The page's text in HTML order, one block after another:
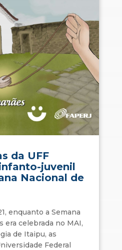
da UFF
juvenil
Nacional de
enquanto a Semana
era celebrada no MAI,
de Itaipu, as
Federal